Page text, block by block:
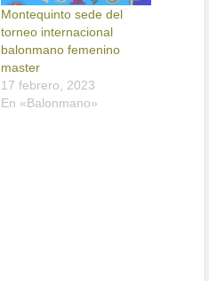
Montequinto sede del
torneo internacional
balonmano femenino
master
17 febrero, 2023
En «Balonmano»